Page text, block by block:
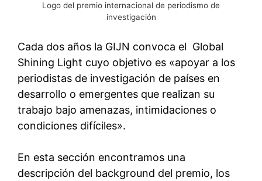
Logo del premio internacional de periodismo de
investigación
Cada dos años la GIJN convoca el Global
Shining Light cuyo objetivo es «apoyar a los
periodistas de investigación de países en
desarrollo o emergentes que realizan su
trabajo bajo amenazas, intimidaciones o
condiciones difíciles».
En esta sección encontramos una
descripción del background del premio, los